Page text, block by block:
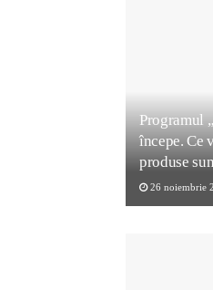
Programul
începe. Ce
produse
26 noiembrie